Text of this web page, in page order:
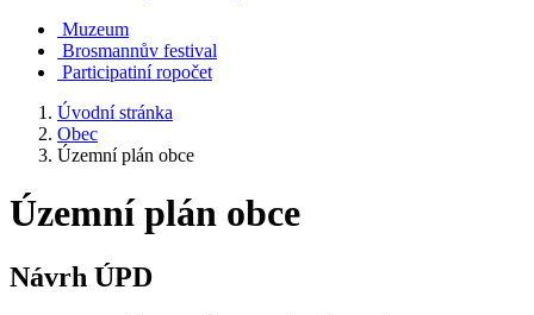
Muzeum
Brosmannův festival
Participatiní ropočet
Úvodní stránka
Obec
Územní plán obce
Územní plán obce
Návrh ÚPD